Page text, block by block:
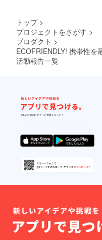
トップ >
プロジェクトをさがす >
プロダクト >
ECOFRIENDLY! 携帯性を
活動報告一覧